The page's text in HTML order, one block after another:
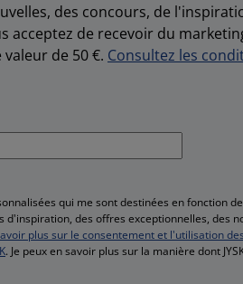
des concours, de
acceptez de recevoir du
de 50 €. Consultez les
qui me sont destinées en fonction
des offres exceptionnelles, des
plus sur le consentement et l'utilisation
. Je peux en savoir plus sur la manière dont